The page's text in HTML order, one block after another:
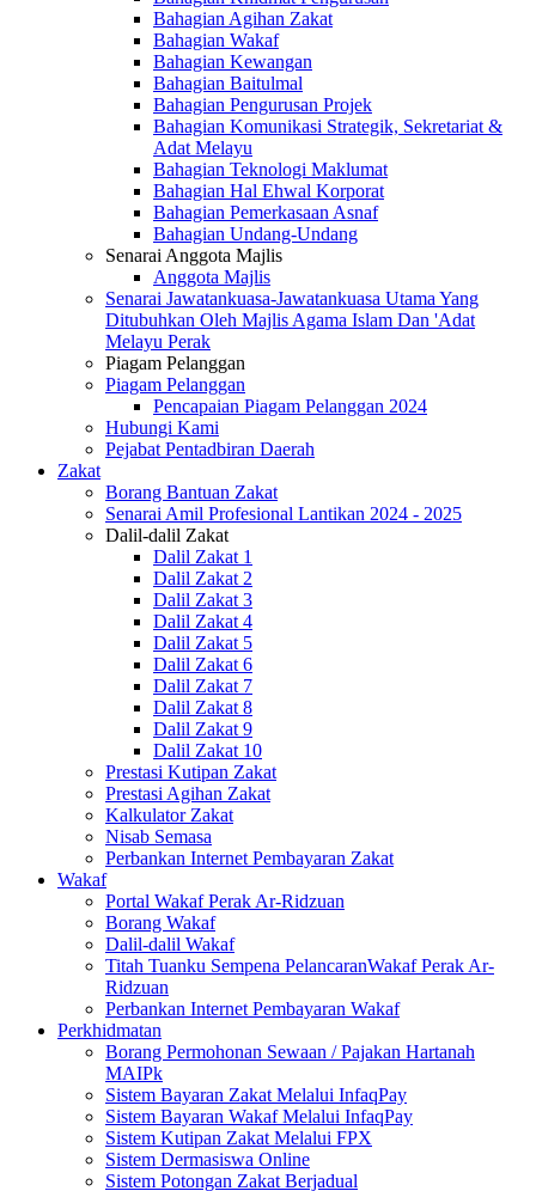
Bahagian Agihan Zakat
Bahagian Wakaf
Bahagian Kewangan
Bahagian Baitulmal
Bahagian Pengurusan Projek
Bahagian Komunikasi Strategik, Sekretariat &
Adat Melayu
Bahagian Teknologi Maklumat
Bahagian Hal Ehwal Korporat
Bahagian Pemerkasaan Asnaf
Bahagian Undang-Undang
Senarai Anggota Majlis
Anggota Majlis
Senarai Jawatankuasa-Jawatankuasa Utama Yang
Ditubuhkan Oleh Majlis Agama Islam Dan 'Adat
Melayu Perak
Piagam Pelanggan
Piagam Pelanggan
Pencapaian Piagam Pelanggan 2024
Hubungi Kami
Pejabat Pentadbiran Daerah
Zakat
Borang Bantuan Zakat
Senarai Amil Profesional Lantikan 2024 - 2025
Dalil-dalil Zakat
Dalil Zakat 1
Dalil Zakat 2
Dalil Zakat 3
Dalil Zakat 4
Dalil Zakat 5
Dalil Zakat 6
Dalil Zakat 7
Dalil Zakat 8
Dalil Zakat 9
Dalil Zakat 10
Prestasi Kutipan Zakat
Prestasi Agihan Zakat
Kalkulator Zakat
Nisab Semasa
Perbankan Internet Pembayaran Zakat
Wakaf
Portal Wakaf Perak Ar-Ridzuan
Borang Wakaf
Dalil-dalil Wakaf
Titah Tuanku Sempena PelancaranWakaf Perak Ar-
Ridzuan
Perbankan Internet Pembayaran Wakaf
Perkhidmatan
Borang Permohonan Sewaan / Pajakan Hartanah
MAIPk
Sistem Bayaran Zakat Melalui InfaqPay
Sistem Bayaran Wakaf Melalui InfaqPay
Sistem Kutipan Zakat Melalui FPX
Sistem Dermasiswa Online
Sistem Potongan Zakat Berjadual